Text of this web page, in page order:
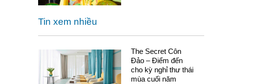
Tin xem nhiều
The Secret Côn
Đảo – Điểm đến
cho kỳ nghỉ thư thái
mùa cuối năm